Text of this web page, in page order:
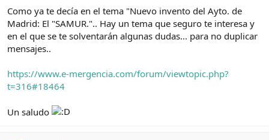
Como ya te decía en el tema "Nuevo invento del Ayto. de
Madrid: El "SAMUR.".. Hay un tema que seguro te interesa y
en el que se te solventarán algunas dudas... para no duplicar
mensajes..
https://www.e-mergencia.com/forum/viewtopic.php?
t=316#18464
Un saludo